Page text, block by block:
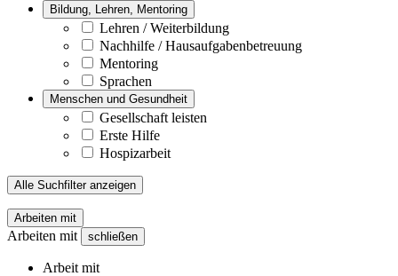
Bildung, Lehren, Mentoring
Lehren / Weiterbildung
Nachhilfe / Hausaufgabenbetreuung
Mentoring
Sprachen
Menschen und Gesundheit
Gesellschaft leisten
Erste Hilfe
Hospizarbeit
Alle Suchfilter anzeigen
Arbeiten mit
Arbeiten mit schließen
Arbeit mit